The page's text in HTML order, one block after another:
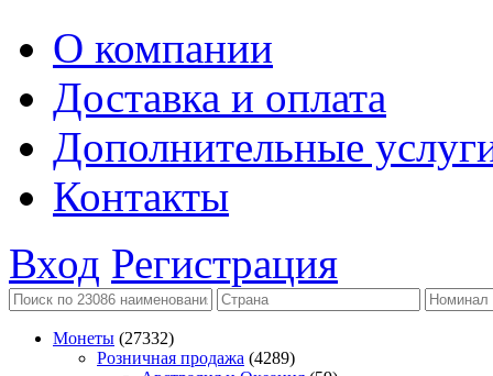
О компании
Доставка и оплата
Дополнительные
Контакты
Вход Регистрация
Монеты (27332)
Розничная продажа (4289)